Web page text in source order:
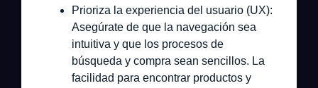
Prioriza la experiencia del usuario (UX):
Asegúrate de que la navegación sea
intuitiva y que los procesos de
búsqueda y compra sean sencillos. La
facilidad para encontrar productos y